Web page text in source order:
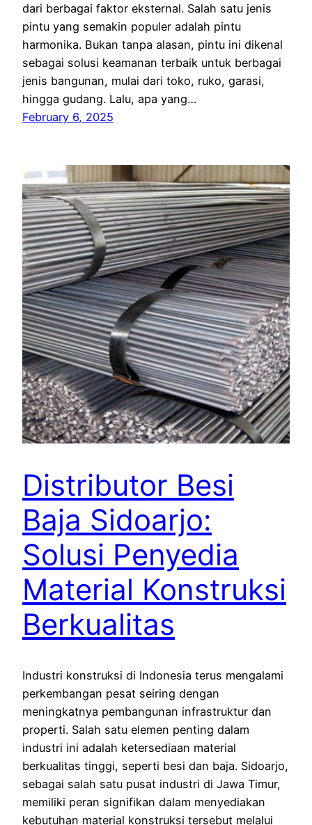
dari berbagai faktor eksternal. Salah satu jenis
pintu yang semakin populer adalah pintu
harmonika. Bukan tanpa alasan, pintu ini dikenal
sebagai solusi keamanan terbaik untuk berbagai
jenis bangunan, mulai dari toko, ruko, garasi,
hingga gudang. Lalu, apa yang…
February 6, 2025
Distributor Besi
Baja Sidoarjo:
Solusi Penyedia
Material Konstruksi
Berkualitas
Industri konstruksi di Indonesia terus mengalami
perkembangan pesat seiring dengan
meningkatnya pembangunan infrastruktur dan
properti. Salah satu elemen penting dalam
industri ini adalah ketersediaan material
berkualitas tinggi, seperti besi dan baja. Sidoarjo,
sebagai salah satu pusat industri di Jawa Timur,
memiliki peran signifikan dalam menyediakan
kebutuhan material konstruksi tersebut melalui